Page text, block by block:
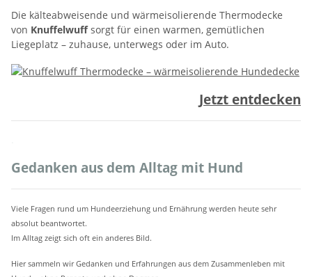
Die kälteabweisende und wärmeisolierende Thermodecke
von Knuffelwuffsorgt für einen warmen, gemütlichen
Liegeplatz – zuhause, unterwegs oder im Auto.
Jetzt entdecken
Gedanken aus dem Alltag mit Hund
Viele Fragen rund um Hundeerziehung und Ernährung werden heute sehr
absolut beantwortet.
Im Alltag zeigt sich oft ein anderes Bild.
Hier sammeln wir Gedanken und Erfahrungen aus dem Zusammenleben mit